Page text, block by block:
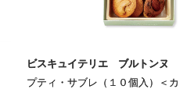
ビスキュイテリエ ブルトンヌ
プティ・サブレ（１０個入）＜カ